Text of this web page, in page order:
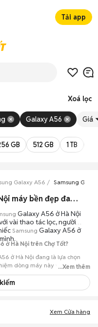
Tải app
Xoá lọc
Galaxy A56 Giá
GB 512 GB 1 TB
Galaxy A56 Samsung
40 Samsung Galaxy A56 ở Hà Nội máy bền đẹp đang bán 08/2026
Galaxy A56 ở Hà Nội
vài thao tác lọc, người
Samsung Galaxy A56 ở
ở Hà Nội trên Chợ Tốt?
ở Hà Nội đang là lựa chọn
dòng máy này với chi phí
Samsung
tiếp giúp người mua
...Xem thêm
Xem Cửa hàng